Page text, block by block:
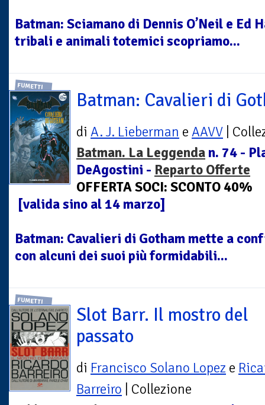
Batman: Sciamano di Dennis O’Neil e
tribali e animali totemici scopriamo...
FUMETTI
Batman: Cavalieri di
di A. J. Lieberman e AAVV |
Batman. La Leggenda n. 74 -
DeAgostini - Reparto Offerte
OFFERTA SOCI: SCONTO 40%
[valida sino al 14 marzo]
Batman: Cavalieri di Gotham mette a
con alcuni dei suoi più formidabili...
FUMETTI
Slot Barr. Il mostro del
passato
di Francisco Solano Lopez e
Barreiro | Collezione